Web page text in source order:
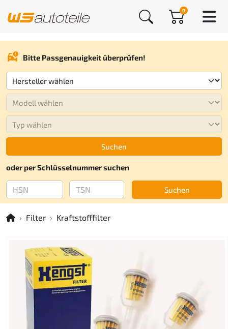
0
Bitte Passgenauigkeit überprüfen!
Suchen
oder per Schlüsselnummer suchen
Suchen
Filter Kraftstofffilter